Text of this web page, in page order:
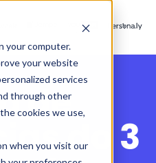
your computer.
your website
services
through other
cookies we use,
when you visit our
de
do 3